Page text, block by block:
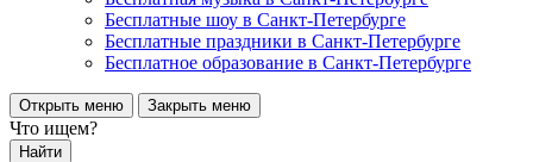
Бесплатные шоу в Санкт-Петербурге
Бесплатные праздники в Санкт-Петербурге
Бесплатное образование в Санкт-Петербурге
Открыть меню Закрыть меню
Что ищем?
Найти